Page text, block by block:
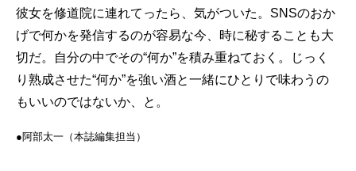
彼女を修道院に連れてったら、気がついた。SNSのおか
げで何かを発信するのが容易な今、時に秘することも大
切だ。自分の中でその“何か”を積み重ねておく。じっく
り熟成させた“何か”を強い酒と一緒にひとりで味わうの
もいいのではないか、と。
●阿部太一（本誌編集担当）